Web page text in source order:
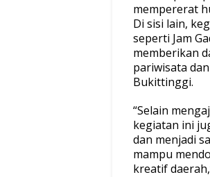
mempererat
Di sisi lain,
seperti Jam
memberikan
pariwisata
Bukittinggi.
“Selain
kegiatan ini
dan menjadi
mampu
kreatif